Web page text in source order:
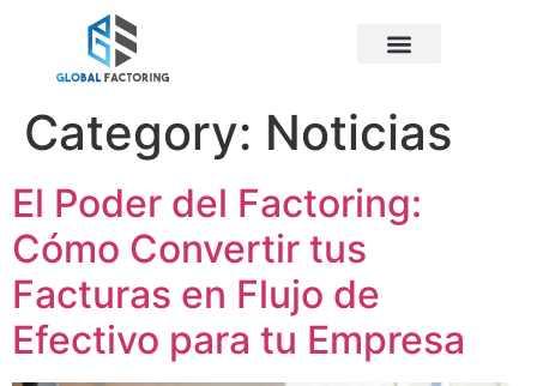
Category: Noticias
El Poder del Factoring:
Cómo Convertir tus
Facturas en Flujo de
Efectivo para tu Empresa